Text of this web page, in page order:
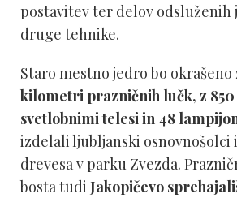
postavitev ter delov odsluženih
druge tehnike.
Staro mestno jedro bo okrašeno
kilometri prazničnih lučk, z
svetlobnimi telesi in 48
izdelali ljubljanski osnovnošolci
drevesa v parku Zvezda.
bosta tudi Jakopičevo